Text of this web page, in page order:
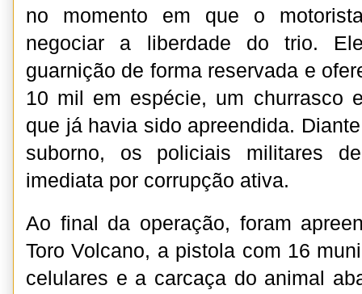
no momento em que o
negociar a liberdade do trio.
guarnição de forma reservada e
10 mil em espécie, um churrasco
que já havia sido apreendida.
suborno, os policiais militares
imediata por corrupção ativa.
Ao final da operação, foram
Toro Volcano, a pistola com 16
celulares e a carcaça do animal